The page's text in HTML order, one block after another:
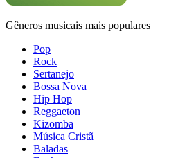
Gêneros musicais mais populares
Pop
Rock
Sertanejo
Bossa Nova
Hip Hop
Reggaeton
Kizomba
Música Cristã
Baladas